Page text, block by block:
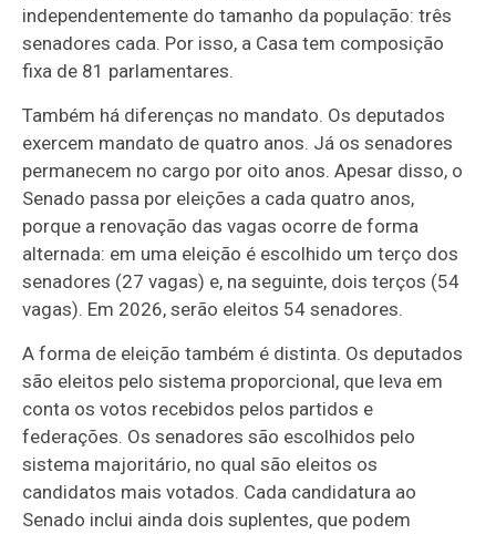
independentemente do tamanho da população: três
senadores cada. Por isso, a Casa tem composição
fixa de 81 parlamentares.
Também há diferenças no mandato. Os deputados
exercem mandato de quatro anos. Já os senadores
permanecem no cargo por oito anos. Apesar disso, o
Senado passa por eleições a cada quatro anos,
porque a renovação das vagas ocorre de forma
alternada: em uma eleição é escolhido um terço dos
senadores (27 vagas) e, na seguinte, dois terços (54
vagas). Em 2026, serão eleitos 54 senadores.
A forma de eleição também é distinta. Os deputados
são eleitos pelo sistema proporcional, que leva em
conta os votos recebidos pelos partidos e
federações. Os senadores são escolhidos pelo
sistema majoritário, no qual são eleitos os
candidatos mais votados. Cada candidatura ao
Senado inclui ainda dois suplentes, que podem